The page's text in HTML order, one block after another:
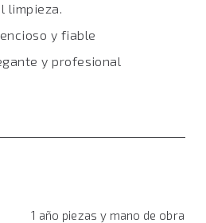
limpieza.
y fiable
y profesional
1 año piezas y mano de obra